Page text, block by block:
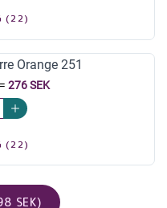
(22)
Orange 251
= 276 SEK
(22)
SEK)